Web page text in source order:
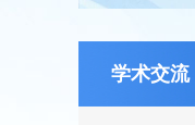
学术交流